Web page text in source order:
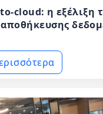
cloud: η εξέλιξη